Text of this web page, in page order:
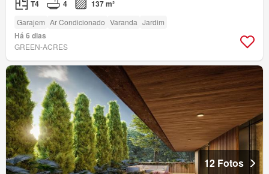
T4 4 137 m²
Garajem Ar Condicionado Varanda Jardim
Há 6 dias
GREEN-ACRES
12 Fotos